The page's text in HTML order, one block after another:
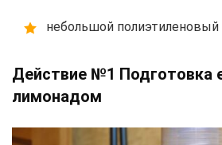
небольшой полиэтиленовый
Действие №1 Подготовка
лимонадом